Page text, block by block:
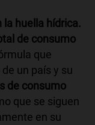
huella hídrica.
de consumo
que
un país y su
de consumo
que se siguen
en su